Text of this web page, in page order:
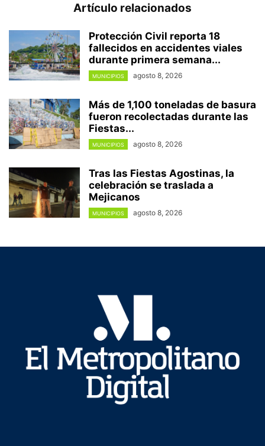
Artículo relacionados
Protección Civil reporta 18
fallecidos en accidentes viales
durante primera semana...
MUNICIPIOS agosto 8, 2026
Más de 1,100 toneladas de basura
fueron recolectadas durante las
Fiestas...
MUNICIPIOS agosto 8, 2026
Tras las Fiestas Agostinas, la
celebración se traslada a
Mejicanos
MUNICIPIOS agosto 8, 2026